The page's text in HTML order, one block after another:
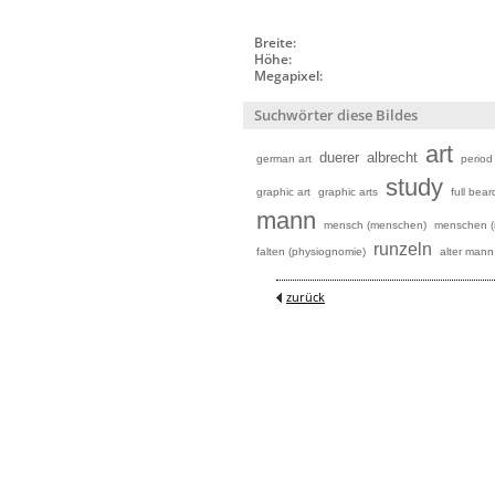
Breite:
Höhe:
Megapixel:
Suchwörter diese Bildes
german art duerer albrecht art period
graphic art graphic arts study full
mann mensch (menschen) menschen
falten (physiognomie) runzeln alter mann
zurück